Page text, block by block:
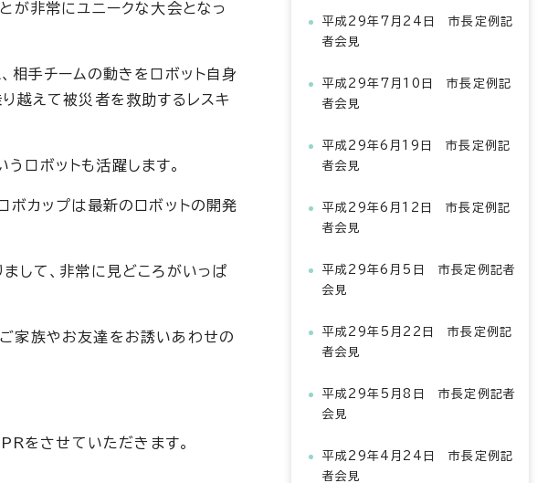
が非常にユニークな大会となっ
相手チームの動きをロボット自身
越えて被災者を救助するレスキ
ロボットも活躍します。
ボカップは最新のロボットの開発
して、非常に見どころがいっぱ
家族やお友達をお誘いあわせの
をさせていただきます。
平成29年7月24日 市長定例記
者会見
平成29年7月10日 市長定例記
者会見
平成29年6月19日 市長定例記
者会見
平成29年6月12日 市長定例記
者会見
平成29年6月5日 市長定例記者
会見
平成29年5月22日 市長定例記
者会見
平成29年5月8日 市長定例記者
会見
平成29年4月24日 市長定例記
者会見